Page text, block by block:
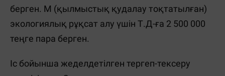
берген. М (қылмыстық қудалау тоқтатылған)
экологиялық рұқсат алу үшін Т.Д-ға 2 500 000
теңге пара берген.
Іс бойынша жеделдетілген тергеп-тексеру